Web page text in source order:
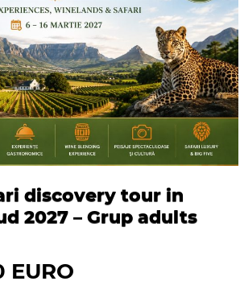
discovery tour in
2027 – Grup adults
EURO